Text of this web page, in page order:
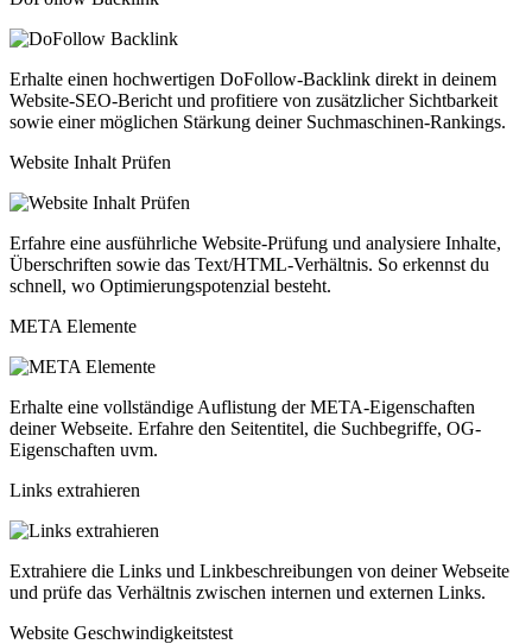
Erhalte einen hochwertigen DoFollow-Backlink direkt in deinem
Website-SEO-Bericht und profitiere von zusätzlicher Sichtbarkeit
sowie einer möglichen Stärkung deiner Suchmaschinen-Rankings.
Website Inhalt Prüfen
Erfahre eine ausführliche Website-Prüfung und analysiere Inhalte,
Überschriften sowie das Text/HTML-Verhältnis. So erkennst du
schnell, wo Optimierungspotenzial besteht.
META Elemente
Erhalte eine vollständige Auflistung der META-Eigenschaften
deiner Webseite. Erfahre den Seitentitel, die Suchbegriffe, OG-
Eigenschaften uvm.
Links extrahieren
Extrahiere die Links und Linkbeschreibungen von deiner Webseite
und prüfe das Verhältnis zwischen internen und externen Links.
Website Geschwindigkeitstest